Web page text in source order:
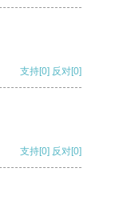
支持[0] 反对[0]
支持[0] 反对[0]